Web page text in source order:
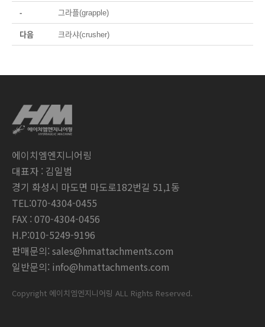
- 그라플(grapple)
다음 크라샤(crusher)
에이치엠엔지니어링
대표자 : 김일범
경기 화성시 마도면 마도로182번길 51,1동
TEL:070-4304-0455
FAX : 070-4304-0456
H.P:010-5249-9196
판매문의: sales@hmattachments.com
일반문의: info@hmattachments.com
Copyright 에이치엠엔지니어링 ALL Rights Reserved.